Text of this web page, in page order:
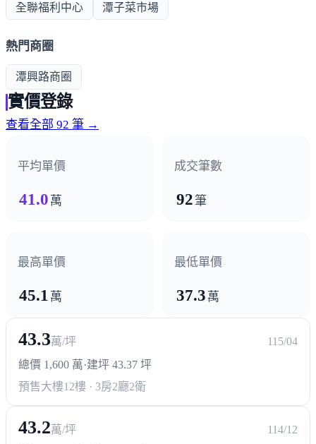
全聯福利中心 潭子菜市場
熱門商圈
潭興路商圈
實價登錄
查看全部 92 筆 →
平均單價
41.0 萬
成交筆數
92筆
最高單價
45.1 萬
最低單價
37.3 萬
43.3萬/坪
115/04
總價 1,600 萬·建坪 43.37 坪
預售大樓12樓 · 3房2廳2衛
43.2萬/坪
114/12